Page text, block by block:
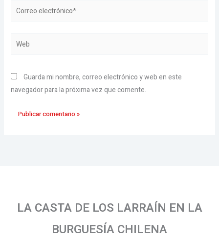
Correo
Web
Guarda mi nombre, correo electrónico y web en este
navegador para la próxima vez que comente.
LA CASTA DE LOS LARRAÍN EN LA
BURGUESÍA CHILENA